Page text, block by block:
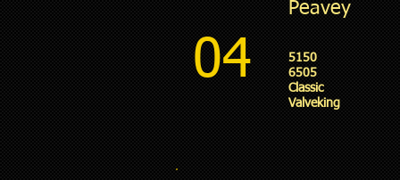
04
Peavey
5150
6505
Classic
Valveking